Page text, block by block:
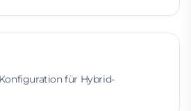
für Hybrid-